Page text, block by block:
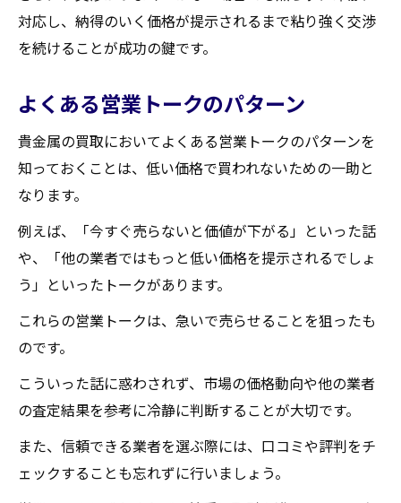
対応し、納得のいく価格が提示されるまで粘り強く交渉
を続けることが成功の鍵です。
よくある営業トークのパターン
貴金属の買取においてよくある営業トークのパターンを
知っておくことは、低い価格で買われないための一助と
なります。
例えば、「今すぐ売らないと価値が下がる」といった話
や、「他の業者ではもっと低い価格を提示されるでしょ
う」といったトークがあります。
これらの営業トークは、急いで売らせることを狙ったも
のです。
こういった話に惑わされず、市場の価格動向や他の業者
の査定結果を参考に冷静に判断することが大切です。
また、信頼できる業者を選ぶ際には、口コミや評判をチ
ェックすることも忘れずに行いましょう。